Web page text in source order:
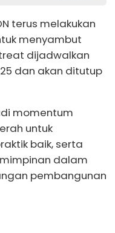
terus melakukan
menyambut
dijadwalkan
dan akan ditutup
momentum
untuk
baik, serta
dalam
pembangunan